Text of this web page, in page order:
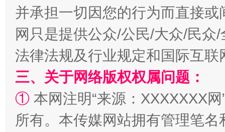
阿坝州三大球赛在茂县开幕 规模
并承担一切因您的行为而直接
网只是提供公众/公民/大众/民
法律法规及行业规定和国际互
三、关于网络版权权属问题：
① 本网注明“来源：XXXXXXX
所有。本传媒网站拥有管理笔